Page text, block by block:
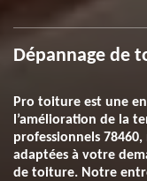
Dépannage de
Pro toiture est une
l’amélioration de la
professionnels
adaptées à votre
de toiture. Notre